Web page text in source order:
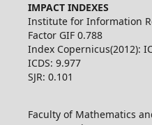
IMPACT INDEXES
Institute for Information
Factor GIF 0.788
Index Copernicus(2012):
ICDS: 9.977
SJR: 0.101
Faculty of Mathematics